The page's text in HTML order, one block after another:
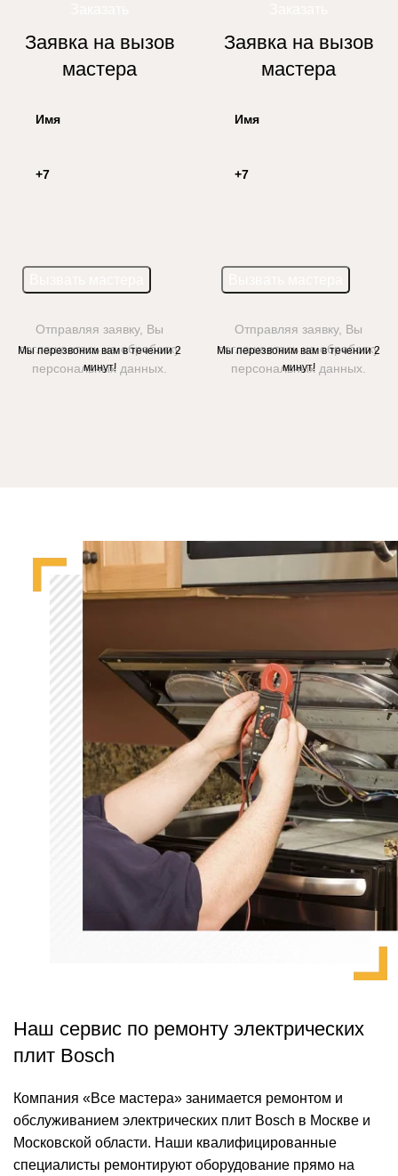
Заявка на вызов
мастера
Отправляя заявку, Вы
соглашаетесь на обработку
персональных данных.
Мы перезвоним вам в течении 2
минут!
Заявка на вызов
мастера
Отправляя заявку, Вы
соглашаетесь на обработку
персональных данных.
Мы перезвоним вам в течении 2
минут!
Наш сервис по ремонту электрических
плит Bosch
Компания «Все мастера» занимается ремонтом и
обслуживанием электрических плит Bosch в Москве и
Московской области. Наши квалифицированные
специалисты ремонтируют оборудование прямо на